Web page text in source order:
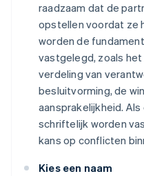
raadzaam dat de
opstellen voordat ze
worden de
vastgelegd, zoals
verdeling van
besluitvorming, de
aansprakelijkheid.
schriftelijk worden
kans op conflicten
Kies een naam